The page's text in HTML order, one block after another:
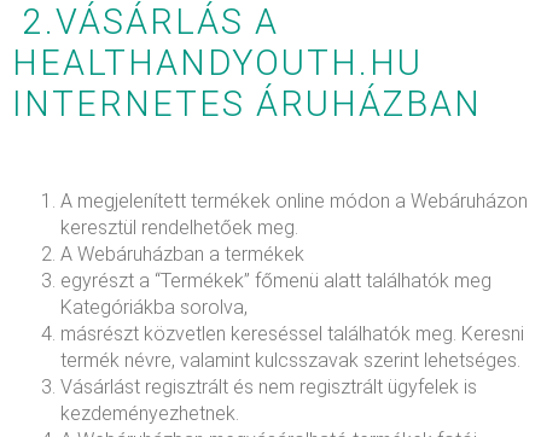
2.VÁSÁRLÁS A
HEALTHANDYOUTH.HU
INTERNETES ÁRUHÁZBAN
A megjelenített termékek online módon a Webáruházon
keresztül rendelhetőek meg.
A Webáruházban a termékek
egyrészt a “Termékek” főmenü alatt találhatók meg
Kategóriákba sorolva,
másrészt közvetlen kereséssel találhatók meg. Keresni
termék névre, valamint kulcsszavak szerint lehetséges.
Vásárlást regisztrált és nem regisztrált ügyfelek is
kezdeményezhetnek.